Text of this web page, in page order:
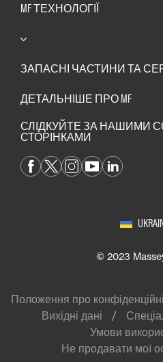
MF ТЕХНОЛОГІЇ
ЗАПАСНІ ЧАСТИНИ ТА
ДЕТАЛЬНІШЕ ПРО MF
СЛІДКУЙТЕ ЗА НАШИМИ
СТОРІНКАМИ
© 2023
Положення про
Вихідні дані
Умови
Не продавати мої